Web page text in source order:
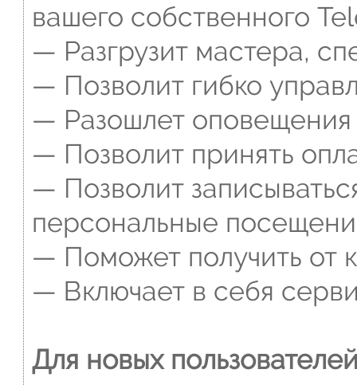
вашего собственного
— Разгрузит мастера,
— Позволит гибко
— Разошлет оповещения
— Позволит принять
— Позволит
персональные
— Поможет получить от
— Включает в себя
Для новых